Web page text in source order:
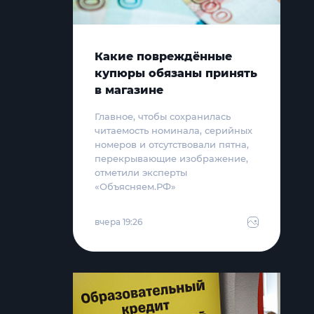
Какие повреждённые
купюры обязаны принять
в магазине
Главное, чтобы сохранилась
читаемость номинала, серийных
номеров и отсутствовали пятна,
перекрывающие изображение,
отметили эксперты
«Объясняем.РФ»
вчера 19:26